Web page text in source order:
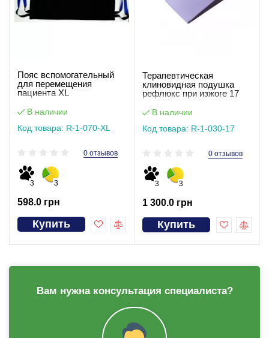
Пояс вспомогательный
для перемещения
пациента XL
В наличии
Код товара: R-1-070-XL
0 отзывов
3 3
598.0 грн
Купить
Терапевтическая
клиновидная подушка
рефлюкс при изжоге 17
В наличии
Код товара: R-1-030-17
0 отзывов
3 3
1 300.0 грн
Купить
Вам нужна консультация специалиста?